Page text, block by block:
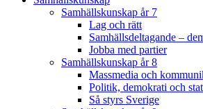
Samhällskunskap år 7
Lag och rätt
Samhällsdeltagande –
Jobba med partier
Samhällskunskap år 8
Massmedia och
Politik, demokrati och
Så styrs Sverige